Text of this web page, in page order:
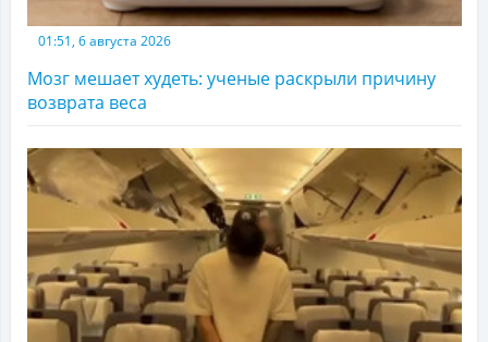
01:51, 6 августа 2026
Мозг мешает худеть: ученые раскрыли причину
возврата веса